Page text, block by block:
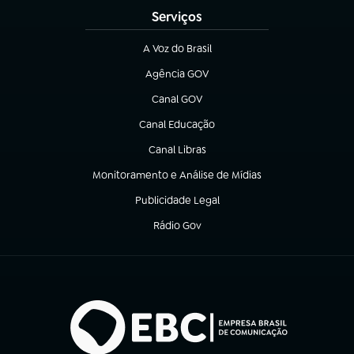
Serviços
A Voz do Brasil
(abre em nova aba)
Agência GOV
(abre em nova aba)
Canal GOV
(abre em nova aba)
Canal Educação
(abre em nova aba)
Canal Libras
(abre em nova aba)
Monitoramento e Análise de Mídias
(abre em nova aba)
Publicidade Legal
(abre em nova aba)
Rádio Gov
(abre em nova aba)